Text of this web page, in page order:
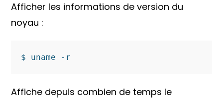
Afficher les informations de version du
noyau :
$ uname -r
Affiche depuis combien de temps le